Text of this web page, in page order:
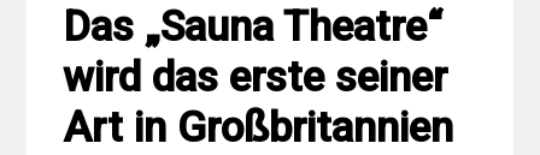
Das „Sauna Theatre“
wird das erste seiner
Art in Großbritannien